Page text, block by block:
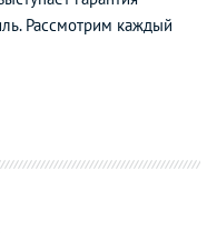
Рассмотрим каждый